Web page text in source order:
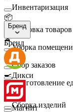
Инвентаризация
📦
Упаковка товаров
🧹
Уборка
🛒
Сбор заказов
🍳
Приготовление
🛠️
Сборка изделий
Бренд
Бренд
Дикси
Магнит